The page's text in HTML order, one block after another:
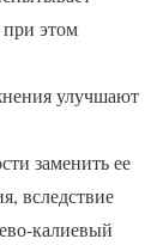
при этом
улучшают
заменить ее
вследствие
калиевый